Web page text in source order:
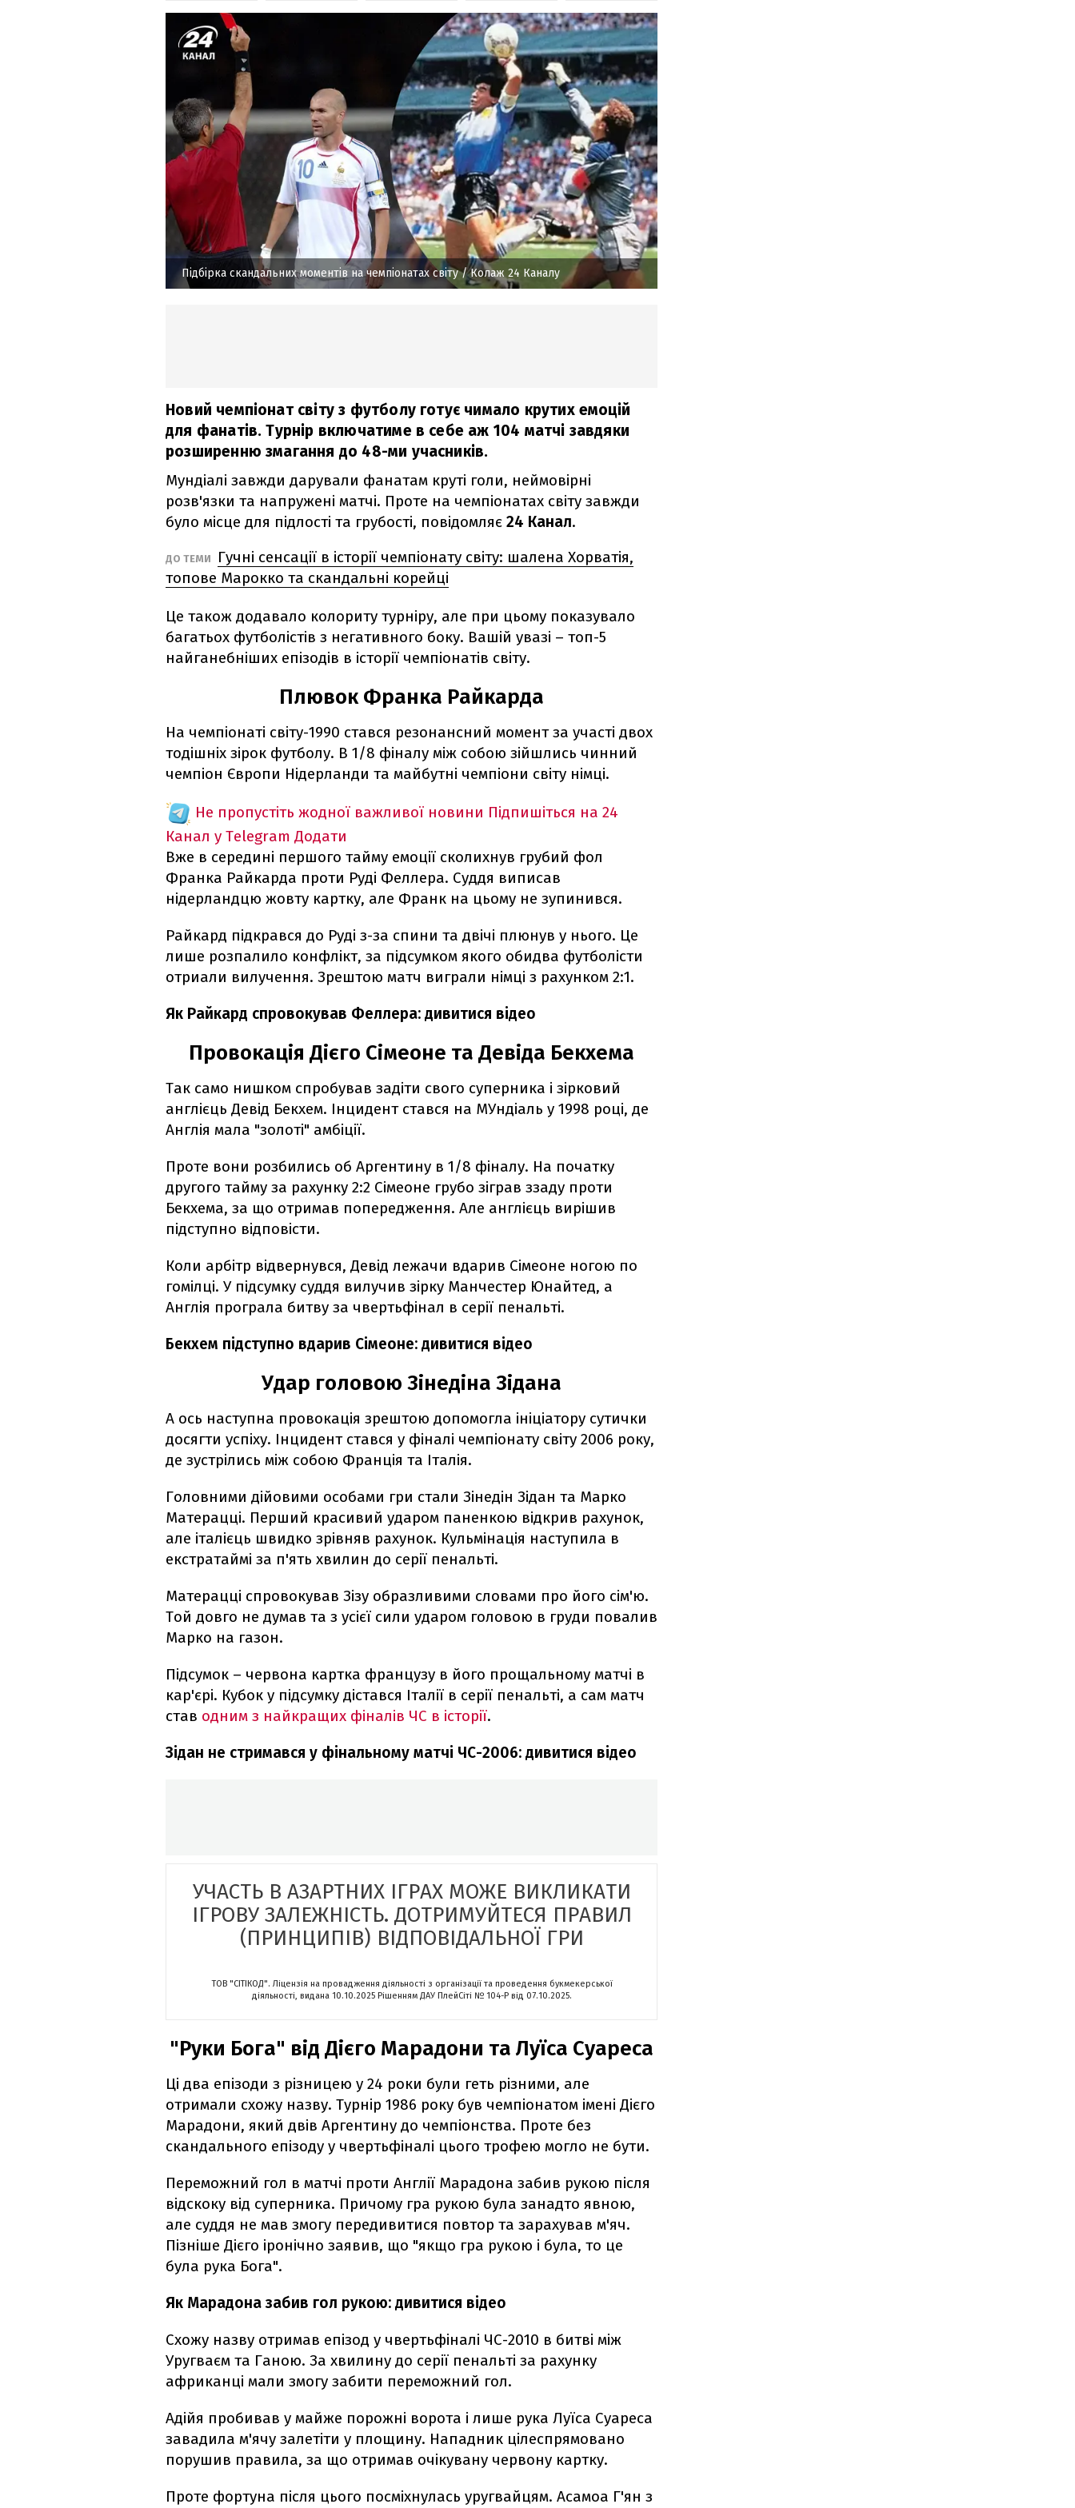
Підбірка скандальних моментів на чемпіонатах світу/ Колаж 24 Каналу
Новий чемпіонат світу з футболу готує чимало крутих емоцій
для фанатів. Турнір включатиме в себе аж 104 матчі завдяки
розширенню змагання до 48-ми учасників.
Мундіалі завжди дарували фанатам круті голи, неймовірні
розв'язки та напружені матчі. Проте на чемпіонатах світу завжди
було місце для підлості та грубості, повідомляє 24 Канал.
ДО ТЕМИ
Гучні сенсації в історії чемпіонату світу: шалена Хорватія,
топове Марокко та скандальні корейці
Це також додавало колориту турніру, але при цьому показувало
багатьох футболістів з негативного боку. Вашій увазі – топ-5
найганебніших епізодів в історії чемпіонатів світу.
Плювок Франка Райкарда
На чемпіонаті світу-1990 стався резонансний момент за участі двох
тодішніх зірок футболу. В 1/8 фіналу між собою зійшлись чинний
чемпіон Європи Нідерланди та майбутні чемпіони світу німці.
Не пропустіть жодної важливої новини Підпишіться на 24
Канал у Telegram Додати
Вже в середині першого тайму емоції сколихнув грубий фол
Франка Райкарда проти Руді Феллера. Суддя виписав
нідерландцю жовту картку, але Франк на цьому не зупинився.
Райкард підкрався до Руді з-за спини та двічі плюнув у нього. Це
лише розпалило конфлікт, за підсумком якого обидва футболісти
отриали вилучення. Зрештою матч виграли німці з рахунком 2:1.
Як Райкард спровокував Феллера: дивитися відео
Провокація Дієго Сімеоне та Девіда Бекхема
Так само нишком спробував задіти свого суперника і зірковий
англієць Девід Бекхем. Інцидент стався на МУндіаль у 1998 році, де
Англія мала "золоті" амбіції.
Проте вони розбились об Аргентину в 1/8 фіналу. На початку
другого тайму за рахунку 2:2 Сімеоне грубо зіграв ззаду проти
Бекхема, за що отримав попередження. Але англієць вирішив
підступно відповісти.
Коли арбітр відвернувся, Девід лежачи вдарив Сімеоне ногою по
гомілці. У підсумку суддя вилучив зірку Манчестер Юнайтед, а
Англія програла битву за чвертьфінал в серії пенальті.
Бекхем підступно вдарив Сімеоне: дивитися відео
Удар головою Зінедіна Зідана
А ось наступна провокація зрештою допомогла ініціатору сутички
досягти успіху. Інцидент стався у фіналі чемпіонату світу 2006 року,
де зустрілись між собою Франція та Італія.
Головними дійовими особами гри стали Зінедін Зідан та Марко
Матерацці. Перший красивий ударом паненкою відкрив рахунок,
але італієць швидко зрівняв рахунок. Кульмінація наступила в
екстратаймі за п'ять хвилин до серії пенальті.
Матерацці спровокував Зізу образливими словами про його сім'ю.
Той довго не думав та з усієї сили ударом головою в груди повалив
Марко на газон.
Підсумок – червона картка французу в його прощальному матчі в
кар'єрі. Кубок у підсумку дістався Італії в серії пенальті, а сам матч
став одним з найкращих фіналів ЧС в історії.
Зідан не стримався у фінальному матчі ЧС-2006: дивитися відео
УЧАСТЬ В АЗАРТНИХ ІГРАХ МОЖЕ ВИКЛИКАТИ
ІГРОВУ ЗАЛЕЖНІСТЬ. ДОТРИМУЙТЕСЯ ПРАВИЛ
(ПРИНЦИПІВ) ВІДПОВІДАЛЬНОЇ ГРИ
ТОВ "СІТІКОД". Ліцензія на провадження діяльності з організації та проведення букмекерської
діяльності, видана 10.10.2025 Рішенням ДАУ ПлейСіті № 104-P від 07.10.2025.
"Руки Бога" від Дієго Марадони та Луїса Суареса
Ці два епізоди з різницею у 24 роки були геть різними, але
отримали схожу назву. Турнір 1986 року був чемпіонатом імені Дієго
Марадони, який двів Аргентину до чемпіонства. Проте без
скандального епізоду у чвертьфіналі цього трофею могло не бути.
Переможний гол в матчі проти Англії Марадона забив рукою після
відскоку від суперника. Причому гра рукою була занадто явною,
але суддя не мав змогу передивитися повтор та зарахував м'яч.
Пізніше Дієго іронічно заявив, що "якщо гра рукою і була, то це
була рука Бога".
Як Марадона забив гол рукою: дивитися відео
Схожу назву отримав епізод у чвертьфіналі ЧС-2010 в битві між
Уругваєм та Ганою. За хвилину до серії пенальті за рахунку
африканці мали змогу забити переможний гол.
Адійя пробивав у майже порожні ворота і лише рука Луїса Суареса
завадила м'ячу залетіти у площину. Нападник цілеспрямовано
порушив правила, за що отримав очікувану червону картку.
Проте фортуна після цього посміхнулась уругвайцям. Асамоа Г'ян з